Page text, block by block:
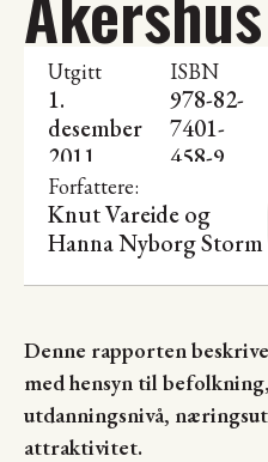
Utgitt
1.
desember
2011
ISBN
978-82-
7401-
458-9
Forfattere:
Knut Vareideog
Hanna Nyborg Storm
Denne rapporten
med hensyn til
utdanningsnivå,
attraktivitet.